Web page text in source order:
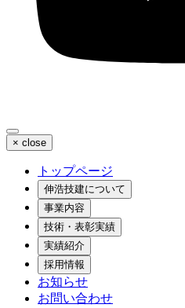
× close
トップページ
伸浩技建について
事業内容
技術・表彰実績
実績紹介
採用情報
お知らせ
お問い合わせ